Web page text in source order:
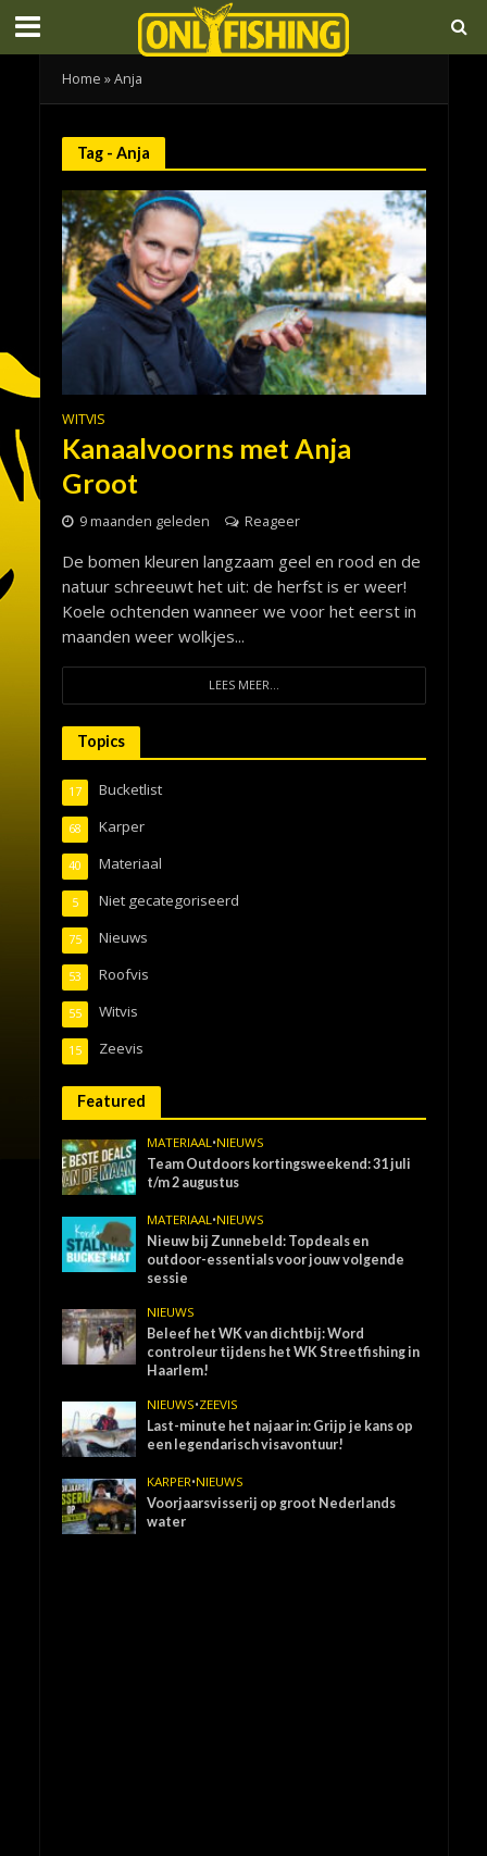
Home »Anja
Tag - Anja
WITVIS
Kanaalvoorns met Anja
Groot
9 maanden geleden Reageer
De bomen kleuren langzaam geel en rood en de
natuur schreeuwt het uit: de herfst is er weer!
Koele ochtenden wanneer we voor het eerst in
maanden weer wolkjes...
LEES MEER...
Topics
Bucketlist
17
Karper
68
Materiaal
40
Niet gecategoriseerd
5
Nieuws
75
Roofvis
53
Witvis
55
Zeevis
15
Featured
MATERIAAL •NIEUWS
Team Outdoors kortingsweekend: 31 juli
t/m 2 augustus
MATERIAAL •NIEUWS
Nieuw bij Zunnebeld: Topdeals en
outdoor-essentials voor jouw volgende
sessie
NIEUWS
Beleef het WK van dichtbij: Word
controleur tijdens het WK Streetfishing in
Haarlem!
NIEUWS•ZEEVIS
Last-minute het najaar in: Grijp je kans op
een legendarisch visavontuur!
KARPER•NIEUWS
Voorjaarsvisserij op groot Nederlands
water